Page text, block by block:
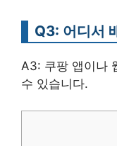
Q3: 어디서
A3: 쿠팡 앱이나
수 있습니다.